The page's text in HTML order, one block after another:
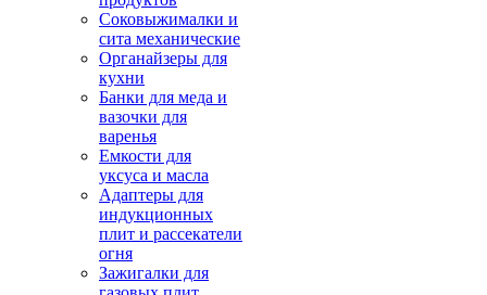
Соковыжималки и
сита механические
Органайзеры для
кухни
Банки для меда и
вазочки для
варенья
Емкости для
уксуса и масла
Адаптеры для
индукционных
плит и рассекатели
огня
Зажигалки для